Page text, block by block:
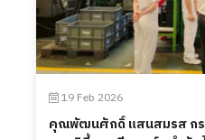
19 Feb 2026
คุณพัฒนศักดิ์ แสนสมรส กร